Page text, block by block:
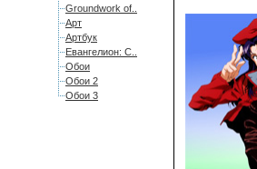
Groundwork of..
Арт
Артбук
Евангелион: С..
Обои
Обои 2
Обои 3